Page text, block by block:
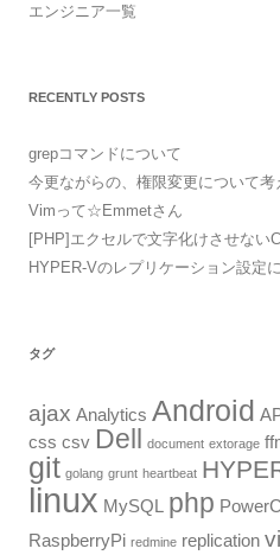
エンジニア一覧
RECENTLY POSTS
grepコマンドについて
今更ながらの、権限変更について考
Vimって☆Emmetさん
[PHP]エクセルで文字化けさせない
HYPER-Vのレプリケーション設定
タグ
ajax Analytics Android
css csv Dell document extorage
git golang grunt heartbeat
linux MySQL php
RaspberryPi redmine replication